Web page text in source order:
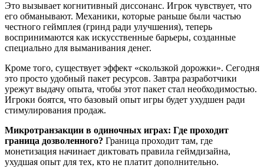
Это вызывает когнитивный диссонанс. Игрок чувствует, что
его обманывают. Механики, которые раньше были частью
честного геймплея (гринд ради улучшения), теперь
воспринимаются как искусственные барьеры, созданные
специально для выманивания денег.
Кроме того, существует эффект «скользкой дорожки». Сегодня
это просто удобный пакет ресурсов. Завтра разработчики
урежут выдачу опыта, чтобы этот пакет стал необходимостью.
Игроки боятся, что базовый опыт игры будет ухудшен ради
стимулирования продаж.
Микротранзакции в одиночных играх: Где проходит
граница дозволенного? Граница проходит там, где
монетизация начинает диктовать правила геймдизайна,
ухудшая опыт для тех, кто не платит дополнительно.